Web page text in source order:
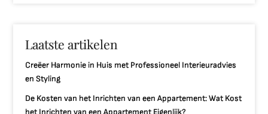
Laatste artikelen
Creëer Harmonie in Huis met Professioneel Interieuradvies
en Styling
De Kosten van het Inrichten van een Appartement: Wat Kost
het Inrichten van een Appartement Eigenlijk?